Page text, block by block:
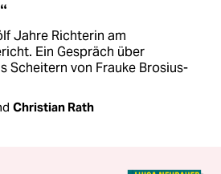
Jahre Richterin am
Ein Gespräch über
Scheitern von Frauke Brosius-
Christian Rath